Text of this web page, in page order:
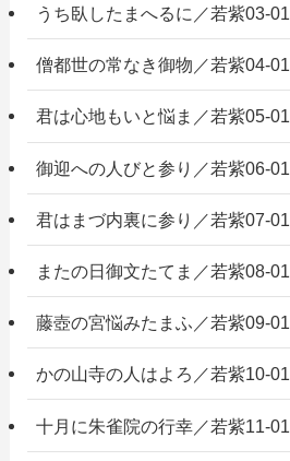
うち臥したまへるに／若紫03-01
僧都世の常なき御物／若紫04-01
君は心地もいと悩ま／若紫05-01
御迎への人びと参り／若紫06-01
君はまづ内裏に参り／若紫07-01
またの日御文たてま／若紫08-01
藤壺の宮悩みたまふ／若紫09-01
かの山寺の人はよろ／若紫10-01
十月に朱雀院の行幸／若紫11-01